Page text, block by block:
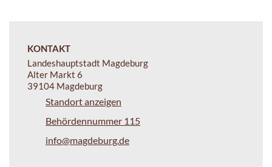
KONTAKT
Landeshauptstadt Magdeburg
Alter Markt 6
39104 Magdeburg
Standort anzeigen
Behördennummer 115
info@magdeburg.de